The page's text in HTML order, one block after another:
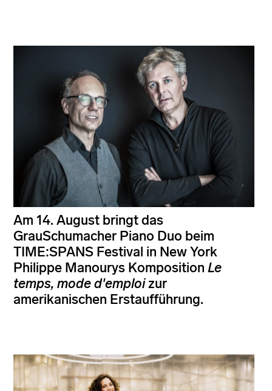
Am 14. August bringt das
GrauSchumacher Piano Duo beim
TIME:SPANS Festival in New York
Philippe Manourys Komposition Le
temps, mode d'emploizur
amerikanischen Erstaufführung.